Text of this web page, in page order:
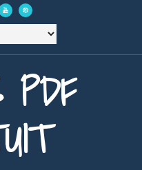
PDF